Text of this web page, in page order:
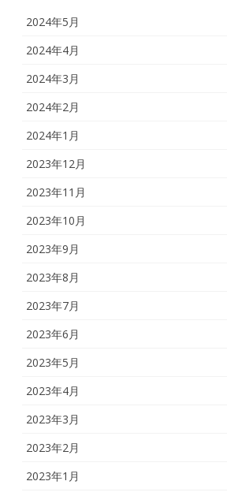
2024年5月
2024年4月
2024年3月
2024年2月
2024年1月
2023年12月
2023年11月
2023年10月
2023年9月
2023年8月
2023年7月
2023年6月
2023年5月
2023年4月
2023年3月
2023年2月
2023年1月